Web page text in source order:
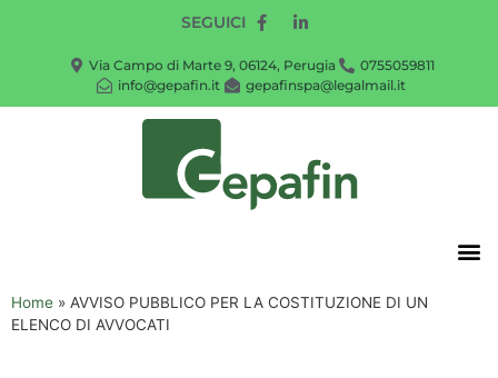
SEGUICI
Via Campo di Marte 9, 06124, Perugia
0755059811
info@gepafin.it
gepafinspa@legalmail.it
Home » AVVISO PUBBLICO PER LA COSTITUZIONE DI UN
ELENCO DI AVVOCATI